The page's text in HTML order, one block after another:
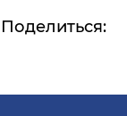
Поделиться: